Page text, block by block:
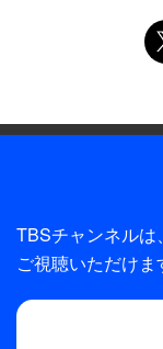
MCを任される
ど、バラエテ
良いなと思っ
コ・デラックス
んのように他
予定ですが、
す。例えば合宿
もらったり。
ので、メンバ
TBSチャンネル
ご視聴いただけま